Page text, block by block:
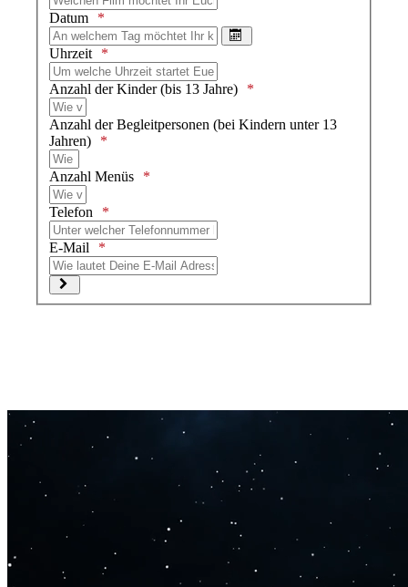
Datum
Kalender öffnen
Uhrzeit
Anzahl der Kinder (bis 13 Jahre)
Anzahl der Begleitpersonen (bei Kindern unter 13
Jahren)
Anzahl Menüs
Telefon
E-Mail